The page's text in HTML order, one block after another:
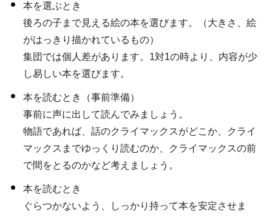
本を選ぶとき
後ろの子まで見える絵の本を選びます。（大きさ、絵
がはっきり描かれているもの）
集団では個人差があります。1対1の時より、内容が少
し易しい本を選びます。
本を読むとき（事前準備）
事前に声に出して読んでみましょう。
物語であれば、話のクライマックスがどこか、クライ
マックスまでゆっくり読むのか、クライマックスの前
で間をとるのかなど考えましょう。
本を読むとき
ぐらつかないよう、しっかり持って本を安定させま